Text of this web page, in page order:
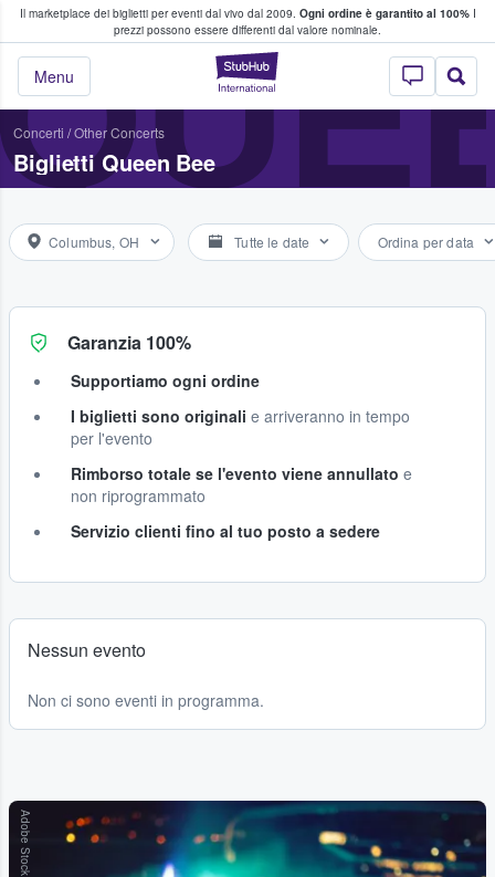
Il marketplace dei biglietti per eventi dal vivo dal 2009. Ogni ordine è garantito al 100%I
prezzi possono essere differenti dal valore nominale.
StubHub - Dove
Menu
fan comprano e vendono biglietti
Concerti /Other Concerts
Biglietti Queen Bee
Columbus, OH Tutte le date Ordina per data
Garanzia 100%
Supportiamo ogni ordine
I biglietti sono originali e arriveranno in tempo
per l'evento
Rimborso totale se l'evento viene annullato e
non riprogrammato
Servizio clienti fino al tuo posto a sedere
Nessun evento
Non ci sono eventi in programma.
Adobe Stock